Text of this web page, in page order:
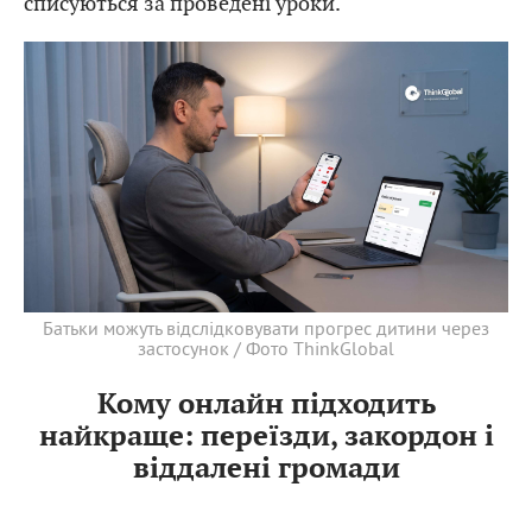
Батьки можуть відслідковувати прогрес дитини через
застосунок / Фото ThinkGlobal
Кому онлайн підходить
найкраще: переїзди, закордон і
віддалені громади